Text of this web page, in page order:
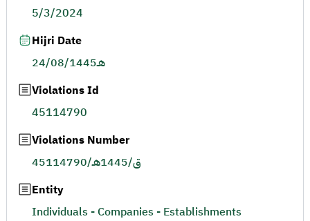
5/3/2024
Hijri Date
24/08/1445هـ
Violations Id
45114790
Violations Number
45114790/ق/1445هـ
Entity
Individuals - Companies - Establishments